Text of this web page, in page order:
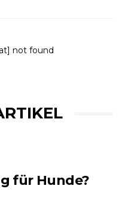
not found
für Hunde?